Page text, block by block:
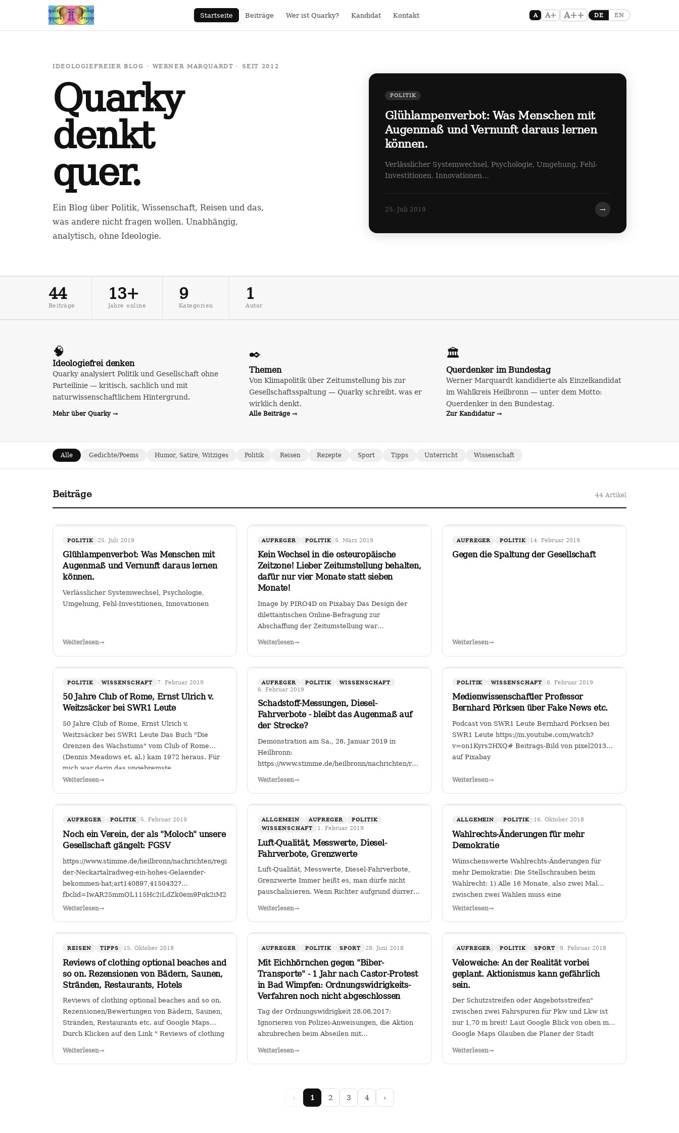
Startseite Beiträge Wer ist Quarky? Kandidat Kontakt A A+ A++ DE EN
IDEOLOGIEFREIER BLOG · WERNER MARQUARDT · SEIT 2012
Quarky
denkt
quer.
Ein Blog über Politik, Wissenschaft, Reisen und das,
was andere nicht fragen wollen. Unabhängig,
analytisch, ohne Ideologie.
POLITIK
Glühlampenverbot: Was Menschen mit
Augenmaß und Vernunft daraus lernen
können.
Verlässlicher Systemwechsel, Psychologie, Umgehung, Fehl-
Investitionen, Innovationen…
25. Juli 2019 →
44
Beiträge
13+
Jahre online
9
Kategorien
1
Autor
🧠
Ideologiefrei denken
Quarky analysiert Politik und Gesellschaft ohne
Parteilinie — kritisch, sachlich und mit
naturwissenschaftlichem Hintergrund.
Mehr über Quarky →
✒️
Themen
Von Klimapolitik über Zeitumstellung bis zur
Gesellschaftsspaltung — Quarky schreibt, was er
wirklich denkt.
Alle Beiträge →
🏛️
Querdenker im Bundestag
Werner Marquardt kandidierte als Einzelkandidat
im Wahlkreis Heilbronn — unter dem Motto:
Querdenker in den Bundestag.
Zur Kandidatur →
Alle Gedichte/Poems Humor, Satire, Witziges Politik Reisen Rezepte Sport Tipps Unterricht Wissenschaft
Beiträge 44 Artikel
POLITIK 25. Juli 2019
Glühlampenverbot: Was Menschen mit
Augenmaß und Vernunft daraus lernen
können.
Verlässlicher Systemwechsel, Psychologie,
Umgehung, Fehl-Investitionen, Innovationen
Weiterlesen→
AUFREGER POLITIK 5. März 2019
Kein Wechsel in die osteuropäische
Zeitzone! Lieber Zeitumstellung behalten,
dafür nur vier Monate statt sieben
Monate!
Image by PIRO4D on Pixabay Das Design der
dilettantischen Online-Befragung zur
Abschaffung der Zeitumstellung war
Weiterlesen→
AUFREGER POLITIK 14. Februar 2019
Gegen die Spaltung der Gesellschaft
Weiterlesen→
POLITIK WISSENSCHAFT 7. Februar 2019
50 Jahre Club of Rome, Ernst Ulrich v.
Weitzsäcker bei SWR1 Leute
50 Jahre Club of Rome, Ernst Ulrich v.
Weitzsäcker bei SWR1 Leute Das Buch "Die
Grenzen des Wachstums" vom Club of Rome
(Dennis Meadows et. al.) kam 1972 heraus. Für
mich war darin das ungebremste
Bevölkerungswachstum als die größte
Weiterlesen→
AUFREGER POLITIK WISSENSCHAFT
6. Februar 2019
Schadstoff-Messungen, Diesel-
Fahrverbote - bleibt das Augenmaß auf
der Strecke?
Demonstration am Sa., 26. Januar 2019 in
Heilbronn:
https://www.stimme.de/heilbronn/nachrichten/region/Streitfall-
Weiterlesen→
POLITIK WISSENSCHAFT 6. Februar 2019
Medienwissenschaftler Professor
Bernhard Pörksen über Fake News etc.
Podcast von SWR1 Leute Bernhard Pörksen bei
SWR1 Leute https://m.youtube.com/watch?
v=on1Kyrs2HXQ# Beitrags-Bild von pixel2013
auf Pixabay
Weiterlesen→
AUFREGER POLITIK 5. Februar 2019
Noch ein Verein, der als "Moloch" unsere
Gesellschaft gängelt: FGSV
https://www.stimme.de/heilbronn/nachrichten/region/Warum-
der-Neckartalradweg-ein-hohes-Gelaender-
bekommen-hat;art140897,4150432?
fbclid=IwAR25mmQL115Hc2jLdZk0em9Pqk2iM2a2BKkGUhNebsOpBpQQ3C_1KYTFwes
FGSV , ein (noch?) gemeinnütziger Verein mit
Weiterlesen→
ALLGEMEIN AUFREGER
POLITIK
WISSENSCHAFT
1. Februar 2019
Luft-Qualität, Messwerte, Diesel-
Fahrverbote, Grenzwerte
Luft-Qualität, Messwerte, Diesel-Fahrverbote,
Grenzwerte Immer heißt es, man dürfe nicht
pauschalisieren. Wenn Richter aufgrund dürrer
Weiterlesen→
ALLGEMEIN POLITIK 16. Oktober 2018
Wahlrechts-Änderungen für mehr
Demokratie
Wünschenswerte Wahlrechts-Änderungen für
mehr Demokratie: Die Stellschrauben beim
Wahlrecht: 1) Alle 16 Monate, also zwei Mal
zwischen zwei Wahlen muss eine
Volksabstimmung abgehalten werden zur Arbeit
Weiterlesen→
REISEN TIPPS 15. Oktober 2018
Reviews of clothing optional beaches and
so on. Rezensionen von Bädern, Saunen,
Stränden, Restaurants, Hotels
Reviews of clothing optional beaches and so on.
Rezensionen/Bewertungen von Bädern, Saunen,
Stränden, Restaurants etc. auf Google Maps
Durch Klicken auf den Link " Reviews of clothing
Weiterlesen→
AUFREGER POLITIK SPORT 28. Juni 2018
Mit Eichhörnchen gegen "Biber-
Transporte" - 1 Jahr nach Castor-Protest
in Bad Wimpfen: Ordnungswidrigkeits-
Verfahren noch nicht abgeschlossen
Tag der Ordnungswidrigkeit 28.06.2017:
Ignorieren von Polizei-Anweisungen, die Aktion
abzubrechen beim Abseilen mit
Weiterlesen→
AUFREGER POLITIK SPORT 9. Februar 2018
Veloweiche: An der Realität vorbei
geplant. Aktionismus kann gefährlich
sein.
Der Schutzstreifen oder Angebotsstreifen"
zwischen zwei Fahrspuren für Pkw und Lkw ist
nur 1,70 m breit! Laut Google Blick von oben mit
Google Maps Glauben die Planer der Stadt
Weiterlesen→
‹ 1 2 3 4 ›